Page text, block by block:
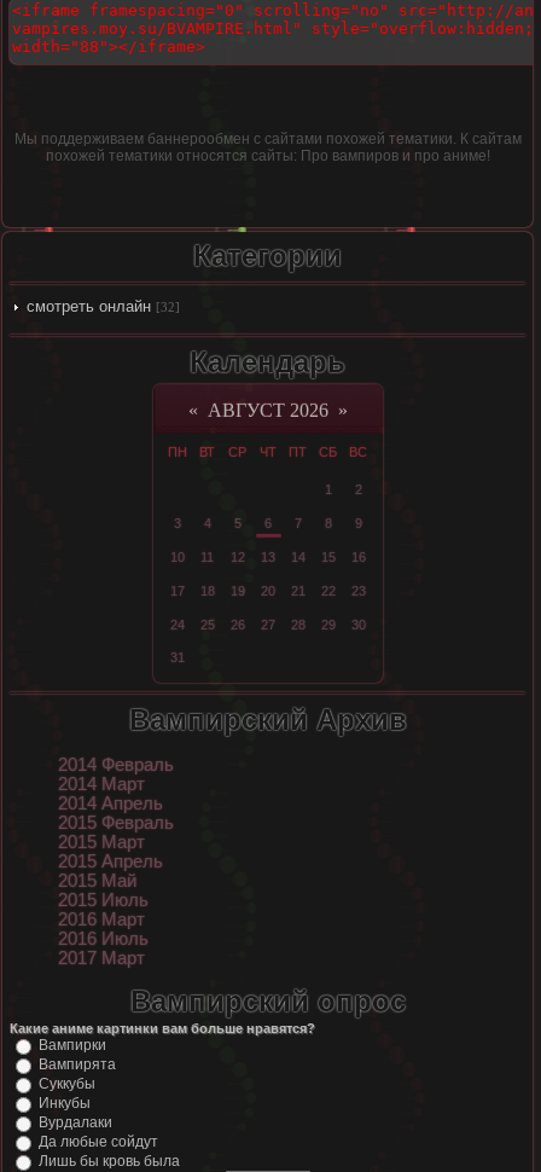
Мы поддерживаем баннерообмен с сайтами похожей тематики. К сайтам
похожей тематики относятся сайты: Про вампиров и про аниме!
Категории
смотреть онлайн [32]
Календарь
« АВГУСТ 2026 »
ПН ВТ СР ЧТ ПТ СБ ВС
1 2
3 4 5 6 7 8 9
10 11 12 13 14 15 16
17 18 19 20 21 22 23
24 25 26 27 28 29 30
31
Вампирский Архив
2014 Февраль
2014 Март
2014 Апрель
2015 Февраль
2015 Март
2015 Апрель
2015 Май
2015 Июль
2016 Март
2016 Июль
2017 Март
Вампирский опрос
Какие аниме картинки вам больше нравятся?
Вампирки
Вампирята
Суккубы
Инкубы
Вурдалаки
Да любые сойдут
Лишь бы кровь была